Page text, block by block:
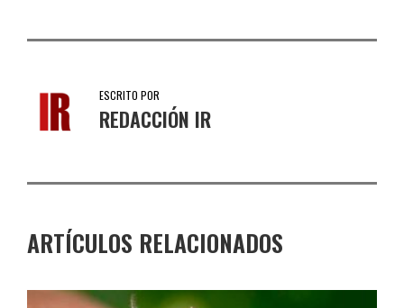
ESCRITO POR
REDACCIÓN IR
ARTÍCULOS RELACIONADOS